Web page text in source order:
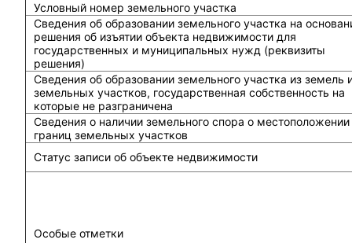
Условный номер земельного участка
Сведения об образовании земельного участка на
решения об изъятии объекта недвижимости для
государственных и муниципальных нужд (реквизиты
решения)
Сведения об образовании земельного участка из земель
земельных участков, государственная собственность на
которые не разграничена
Сведения о наличии земельного спора о местоположении
границ земельных участков
Статус записи об объекте недвижимости
Особые отметки